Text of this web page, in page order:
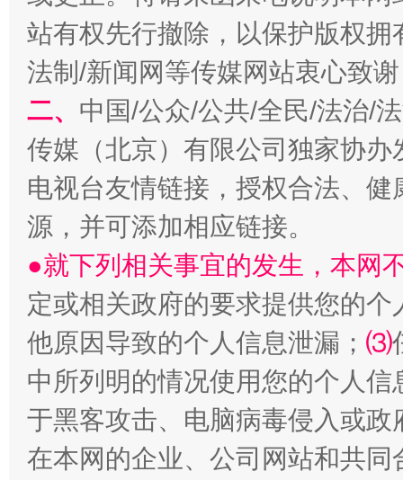
阿坝州三大球赛在茂县开幕 规模
国家大学科技园优化重塑工作
站有权先行撤除，以保护版权
法制/新闻网等传媒网站衷心致
二、 中国/公众/公共/全民/法治/
传媒（北京）有限公司独家协
电视台友情链接，授权合法、
源，并可添加相应链接。
●就下列相关事宜的发生，本网
定或相关政府的要求提供您的个
他原因导致的个人信息泄漏； ⑶
中所列明的情况使用您的个人
于黑客攻击、电脑病毒侵入或
在本网的企业、公司网站和共